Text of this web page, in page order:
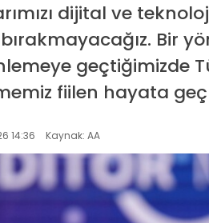
dijital ve
Bir
geçtiğimizde
fiilen hayata
14:36 Kaynak: AA